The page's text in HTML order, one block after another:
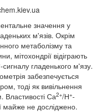
значення у
м'язів. Окрім
метаболізму та
мітохондрії відіграють
-сигналу гладенького м'язу.
забезпечується
тоді як вивільнення
Властивості Са2+/Н+-
майже не досліджено.